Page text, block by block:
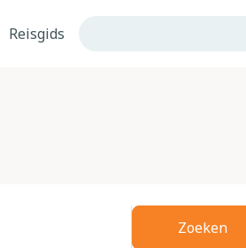
Reisgids
Zoeken